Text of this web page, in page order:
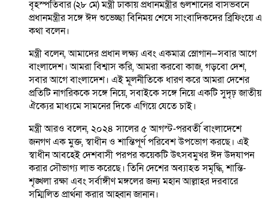
বৃহস্পতিবার (২৮ মে) মন্ত্রী ঢাকায় প্রধানমন্ত্রীর গুলশানের বাসভবনে
প্রধানমন্ত্রীর সঙ্গে ঈদ শুভেচ্ছা বিনিময় শেষে সাংবাদিকদের ব্রিফিংয়ে এ
কথা বলেন।
মন্ত্রী বলেন, আমাদের প্রধান লক্ষ্য এবং একমাত্র স্লোগান—সবার আগে
বাংলাদেশ। আমরা বিশ্বাস করি, আমরা করবো কাজ, গড়বো দেশ,
সবার আগে বাংলাদেশ। এই মূলনীতিকে ধারণ করে আমরা দেশের
প্রতিটি নাগরিককে সঙ্গে নিয়ে, সবাইকে সঙ্গে নিয়ে একটি সুদৃঢ় জাতীয়
ঐক্যের মাধ্যমে সামনের দিকে এগিয়ে যেতে চাই।
মন্ত্রী আরও বলেন, ২০২৪ সালের ৫ আগস্ট-পরবর্তী বাংলাদেশে
জনগণ এক মুক্ত, স্বাধীন ও শান্তিপূর্ণ পরিবেশ উপভোগ করছে। এই
স্বাধীন আবহেই দেশবাসী পরপর কয়েকটি উৎসবমুখর ঈদ উদযাপন
করার সৌভাগ্য লাভ করেছে। তিনি দেশের অব্যাহত সমৃদ্ধি, শান্তি-
শৃঙ্খলা রক্ষা এবং সর্বাঙ্গীণ মঙ্গলের জন্য মহান আল্লাহর দরবারে
সম্মিলিত প্রার্থনা করার আহ্বান জানান।